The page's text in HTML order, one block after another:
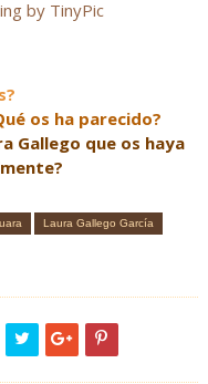
os ha parecido?
Gallego que os haya
Laura Gallego García